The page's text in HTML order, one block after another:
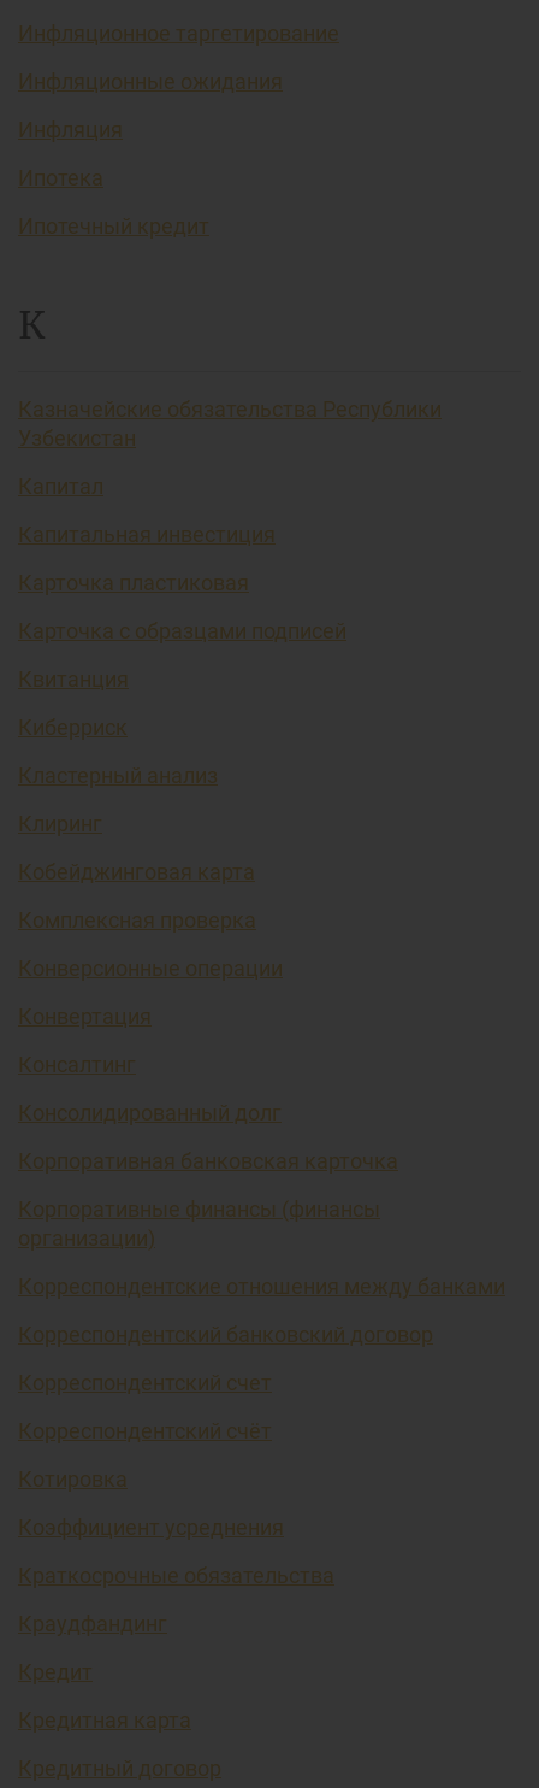
Инфляционное таргетирование
Инфляционные ожидания
Инфляция
Ипотека
Ипотечный кредит
К
Казначейские обязательства Республики
Узбекистан
Капитал
Капитальная инвестиция
Карточка пластиковая
Карточка с образцами подписей
Квитанция
Киберриск
Кластерный анализ
Клиринг
Кобейджинговая карта
Комплексная проверка
Конверсионные операции
Конвертация
Консалтинг
Консолидированный долг
Корпоративная банковская карточка
Корпоративные финансы (финансы
организации)
Корреспондентские отношения между банками
Корреспондентский банковский договор
Корреспондентский счет
Корреспондентский счёт
Котировка
Коэффициент усреднения
Краткосрочные обязательства
Краудфандинг
Кредит
Кредитная карта
Кредитный договор